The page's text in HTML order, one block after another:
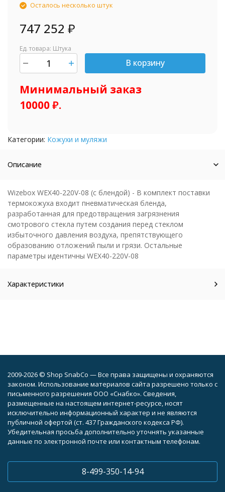
Осталось несколько штук
747 252 ₽
Ед. товара: Штука
В корзину
Минимальный заказ
10000 ₽.
Категории: Кожухи и муляжи
Описание
Wizebox WEX40-220V-08 (с блендой) - В комплект поставки
термокожуха входит пневматическая бленда,
разработанная для предотвращения загрязнения
смотрового стекла путем создания перед стеклом
избыточного давления воздуха, препятствующего
образованию отложений пыли и грязи. Остальные
параметры идентичны WEX40-220V-08
Характеристики
2009-2026 © Shop SnabCo — Все права защищены и охраняются
законом. Использование материалов сайта разрешено только с
письменного разрешения ООО «Снабко». Сведения,
размещенные на настоящем интернет-ресурсе, носят
исключительно информационный характер и не являются
публичной офертой (ст. 437 Гражданского кодекса РФ).
Убедительная просьба дополнительно уточнять указанные
данные по электронной почте или контактным телефонам.
8-499-350-14-94